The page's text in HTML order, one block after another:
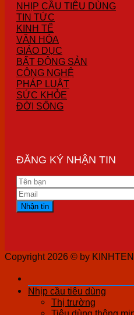
NHỊP CẦU TIÊU DÙNG
TIN TỨC
KINH TẾ
VĂN HÓA
GIÁO DỤC
BẤT ĐỘNG SẢN
CÔNG NGHỆ
PHÁP LUẬT
SỨC KHỎE
ĐỜI SỐNG
ĐĂNG KÝ NHẬN TIN
Copyright 2026 © by
Nhịp cầu tiêu dùng
Thị trường